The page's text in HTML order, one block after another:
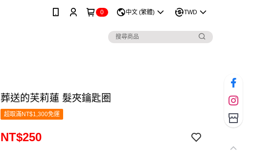
0 中文 (繁體) TWD
葬送的芙莉蓮 髮夾鑰匙圈
超取滿NT$1,300免運
NT$250